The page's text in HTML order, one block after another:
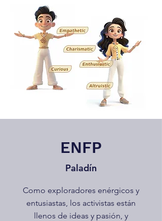
ENFP
Paladín
Como exploradores enérgicos y
entusiastas, los activistas están
llenos de ideas y pasión, y